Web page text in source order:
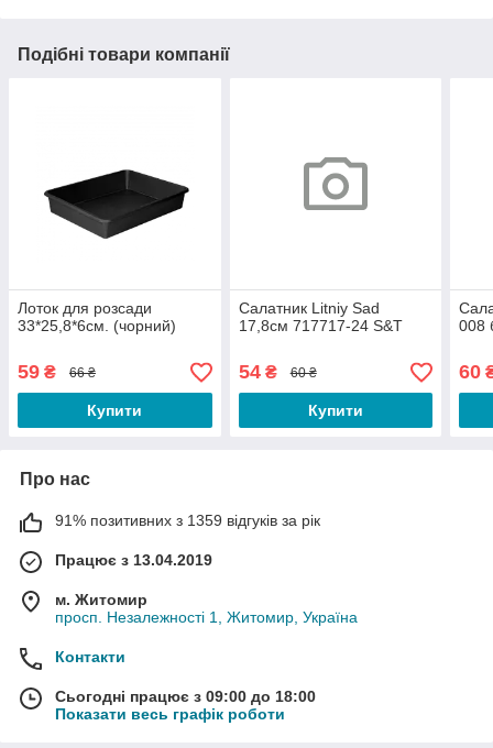
Подібні товари компанії
Лоток для розсади
33*25,8*6см. (чорний)
59 ₴ 66 ₴
Купити
Салатник Litniy Sad
17,8см 717717-24 S&T
54₴ 60 ₴
Купити
008
60
Про нас
91% позитивних з 1359 відгуків за рік
Працює з 13.04.2019
м. Житомир
просп. Незалежності 1, Житомир, Україна
Контакти
Сьогодні працює з 09:00 до 18:00
Показати весь графік роботи